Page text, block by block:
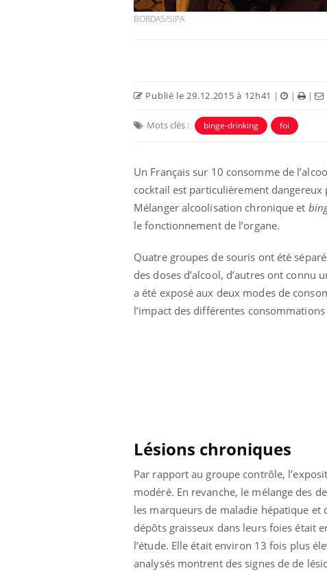
BORDAS/SIPA
Publié le 29.12.2015 à 12h41 | | |
Mots clés : binge-drinking foi
Un Français sur 10 consomme de
cocktail est particulièrement
Mélanger alcoolisation chronique et
le fonctionnement de l’organe.
Quatre groupes de souris ont été
des doses d’alcool, d’autres ont
a été exposé aux deux modes de
l’impact des différentes
Lésions chroniques
Par rapport au groupe contrôle,
modéré. En revanche, le mélange des
les marqueurs de maladie hépatique et
dépôts graisseux dans leurs foies était
l’étude. Elle était environ 13 fois plus
analysés montrent des signes de de
Mordue par un
barracuda, une petite fille
secourue grâce à un